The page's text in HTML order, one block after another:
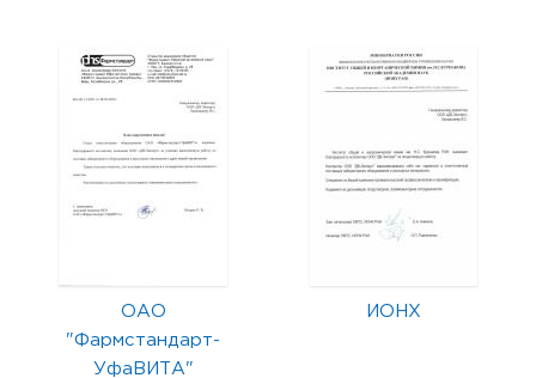
ОАО
"Фармстандарт-
УфаВИТА"
ИОНХ